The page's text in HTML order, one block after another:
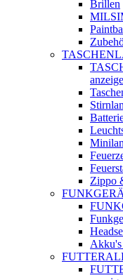
Brillen
Zippo